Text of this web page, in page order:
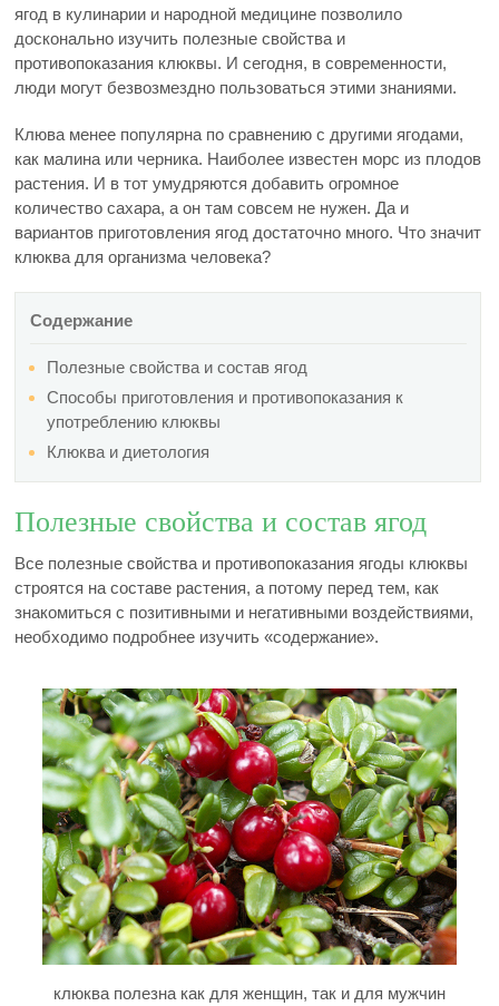
ягод в кулинарии и народной медицине позволило
досконально изучить полезные свойства и
противопоказания клюквы. И сегодня, в современности,
люди могут безвозмездно пользоваться этими знаниями.
Клюва менее популярна по сравнению с другими ягодами,
как малина или черника. Наиболее известен морс из плодов
растения. И в тот умудряются добавить огромное
количество сахара, а он там совсем не нужен. Да и
вариантов приготовления ягод достаточно много. Что значит
клюква для организма человека?
Содержание
Полезные свойства и состав ягод
Способы приготовления и противопоказания к
употреблению клюквы
Клюква и диетология
Полезные свойства и состав ягод
Все полезные свойства и противопоказания ягоды клюквы
строятся на составе растения, а потому перед тем, как
знакомиться с позитивными и негативными воздействиями,
необходимо подробнее изучить «содержание».
клюква полезна как для женщин, так и для мужчин